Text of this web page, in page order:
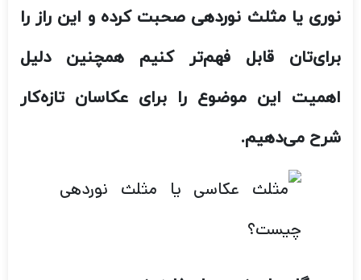
نوری یا مثلث نوردهی صحبت کرده و این راز را
برای‌تان قابل فهم‌تر ‌کنیم همچنین دلیل
اهمیت این موضوع را برای عکاسان تازه‌کار
شرح می‌دهیم.